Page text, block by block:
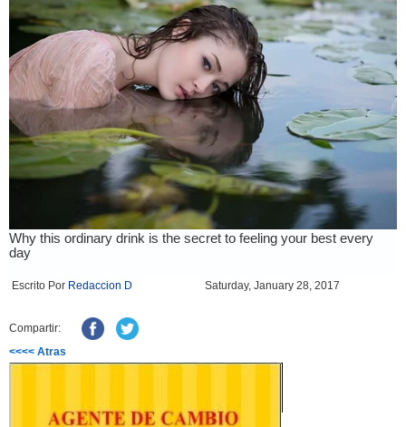
Escrito Por Redaccion D Saturday, January 28, 2017
Compartir:
<<<< Atras